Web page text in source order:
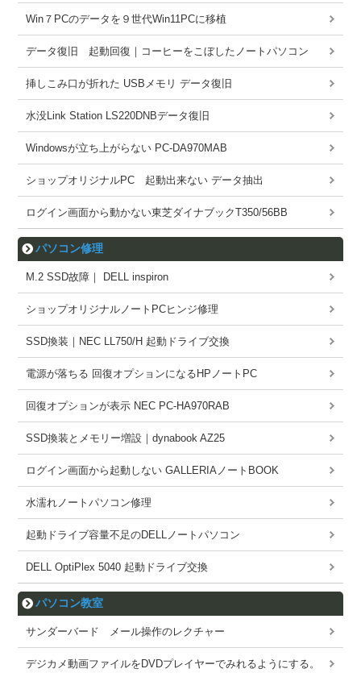
Win７PCのデータを９世代Win11PCに移植
データ復旧 起動回復｜コーヒーをこぼしたノートパソコン
挿しこみ口が折れた USBメモリ データ復旧
水没Link Station LS220DNBデータ復旧
Windowsが立ち上がらない PC-DA970MAB
ショップオリジナルPC 起動出来ない データ抽出
ログイン画面から動かない東芝ダイナブックT350/56BB
パソコン修理
M.2 SSD故障｜ DELL inspiron
ショップオリジナルノートPCヒンジ修理
SSD換装｜NEC LL750/H 起動ドライブ交換
電源が落ちる 回復オプションになるHPノートPC
回復オプションが表示 NEC PC-HA970RAB
SSD換装とメモリー増設｜dynabook AZ25
ログイン画面から起動しない GALLERIAノートBOOK
水濡れノートパソコン修理
起動ドライブ容量不足のDELLノートパソコン
DELL OptiPlex 5040 起動ドライブ交換
パソコン教室
サンダーバード メール操作のレクチャー
デジカメ動画ファイルをDVDプレイヤーでみれるようにする。